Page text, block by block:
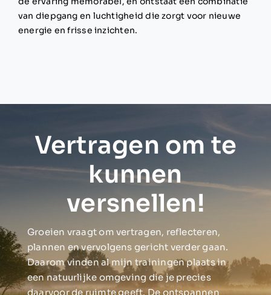
van diepgang en luchtigheid die zorgt voor nieuwe
energie en frisse inzichten.
Vertragen om te
kunnen
versnellen!
Groeien vraagt om vertragen, reflecteren,
plannen en vervolgens gericht verder gaan.
Daarom vinden al mijn trainingen plaats in
een natuurlijke omgeving die je precies
daarvoor de ruimte geeft. De ontspannen